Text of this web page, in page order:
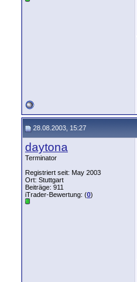
28.08.2003, 15:27
daytona
Terminator
Registriert seit: May 2003
Ort: Stuttgart
Beiträge: 911
iTrader-Bewertung: (0)